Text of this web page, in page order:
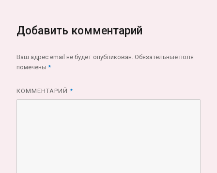
Добавить комментарий
Ваш адрес email не будет опубликован. Обязательные поля
помечены*
КОММЕНТАРИЙ*